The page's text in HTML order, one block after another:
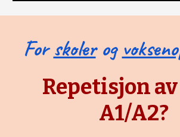
Forskolerog
Repetisjon
A1/A2?